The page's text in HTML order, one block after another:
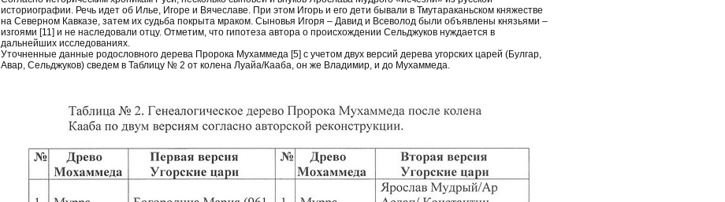
историографии. Речь идет об Илье, Игоре и Вячеславе. При этом Игорь и его дети бывали в Тмутараканьском княжестве
на Северном Кавказе, затем их судьба покрыта мраком. Сыновья Игоря – Давид и Всеволод были объявлены князьями –
изгоями [11] и не наследовали отцу. Отметим, что гипотеза автора о происхождении Сельджуков нуждается в
дальнейших исследованиях.
Уточненные данные родословного дерева Пророка Мухаммеда [5] с учетом двух версий дерева угорских царей (Булгар,
Авар, Сельджуков) сведем в Таблицу № 2 от колена Луайа/Кааба, он же Владимир, и до Мухаммеда.